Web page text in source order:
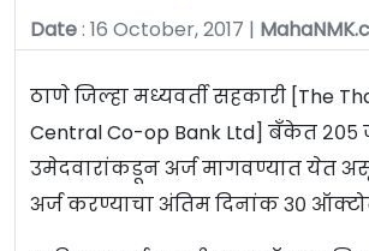
Date: 16 October, 2017 |
ठाणे जिल्हा मध्यवर्ती सहकारी [The
Central Co-op Bank Ltd] बँकेत २०५
उमेदवारांकडून अर्ज मागवण्यात येत
अर्ज करण्याचा अंतिम दिनांक ३०